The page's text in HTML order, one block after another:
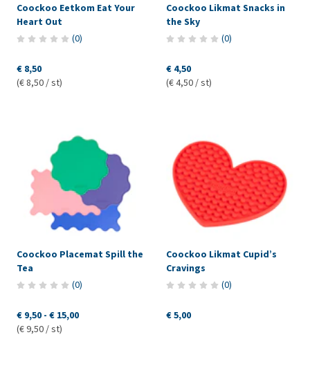
Coockoo Eetkom Eat Your
Heart Out
(0)
€ 8,50
(€ 8,50 / st)
Coockoo Likmat Snacks in
the Sky
(0)
€ 4,50
(€ 4,50 / st)
Coockoo Placemat Spill the
Tea
(0)
€ 9,50 - € 15,00
(€ 9,50 / st)
Coockoo Likmat Cupid’s
Cravings
(0)
€ 5,00